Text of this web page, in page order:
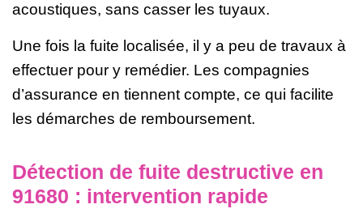
acoustiques, sans casser les tuyaux.
Une fois la fuite localisée, il y a peu de travaux à
effectuer pour y remédier. Les compagnies
d’assurance en tiennent compte, ce qui facilite
les démarches de remboursement.
Détection de fuite destructive en
91680 : intervention rapide